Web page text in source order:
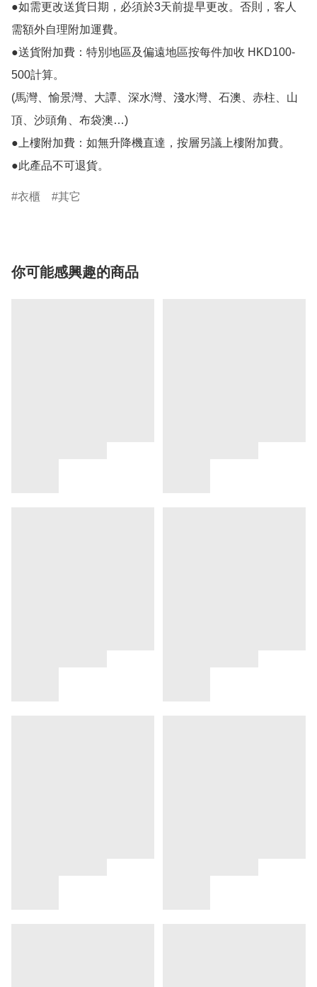
●如需更改送貨日期，必須於3天前提早更改。否則，客人
需額外自理附加運費。
●送貨附加費：特別地區及偏遠地區按每件加收 HKD100-
500計算。
(馬灣、愉景灣、大譚、深水灣、淺水灣、石澳、赤柱、山
頂、沙頭角、布袋澳…)
●上樓附加費：如無升降機直達，按層另議上樓附加費。
●此產品不可退貨。
衣櫃 其它
你可能感興趣的商品